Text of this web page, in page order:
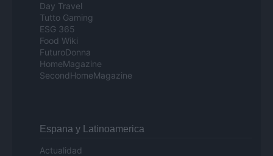
Day Travel
Tutto Gaming
ESG 365
Food Wiki
FuturoDonna
HomeMagazine
SecondHomeMagazine
Espana y Latinoamerica
Actualidad